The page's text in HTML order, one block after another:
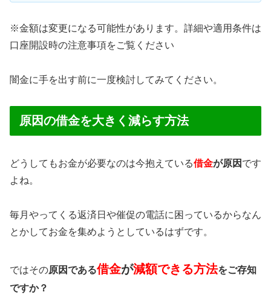
※金額は変更になる可能性があります。詳細や適用条件は
口座開設時の注意事項をご覧ください
闇金に手を出す前に一度検討してみてください。
原因の借金を大きく減らす方法
どうしてもお金が必要なのは今抱えている借金が原因 です
よね。
毎月やってくる返済日や催促の電話に困っているからなん
とかしてお金を集めようとしているはずです。
ではその原因である借金が減額できる方法をご存知
ですか？